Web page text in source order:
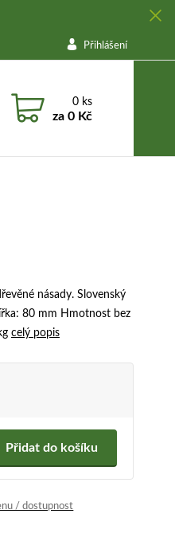
Přihlášení
0 ks
za0 Kč
násady. Slovenský
80 mm Hmotnost bez
celý popis
Přidat do košíku
/ dostupnost